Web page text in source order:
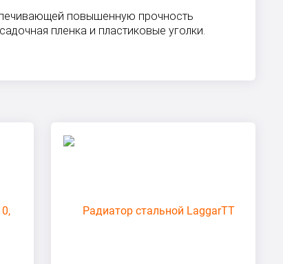
повышенную прочность
пленка и пластиковые уголки.